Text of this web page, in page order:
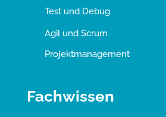
Test und Debug
Agil und Scrum
Projektmanagement
Fachwissen